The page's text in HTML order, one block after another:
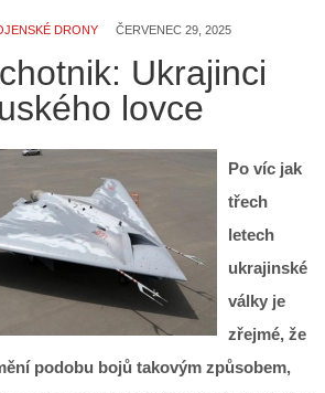
DRONY ČERVENEC 29, 2025
Ukrajinci
lovce
Po víc jak
třech
letech
ukrajinské
války je
zřejmé, že
podobu bojů takovým způsobem,